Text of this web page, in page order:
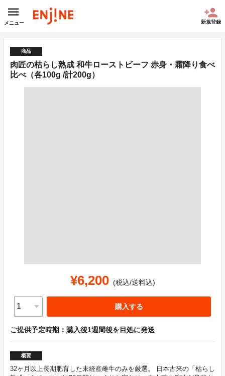
メニュー 新規登録
商品
肉匠の枯らし熟成 和牛ローストビーフ 赤身・霜降り食べ
比べ（各100g /計200g）
¥6,200 (税込/送料込)
購入する
ご提供予定時期：購入後1週間後を目処に発送
概要
32ヶ月以上長期肥育した未経産雌牛のみを厳選。 日本古来の「枯らし